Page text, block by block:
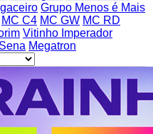
Grupo Menos é Mais
MC C4 MC GW MC RD
Vitinho Imperador
Megatron